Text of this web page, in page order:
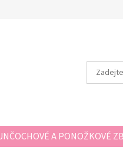
A PONOŽKOVÉ